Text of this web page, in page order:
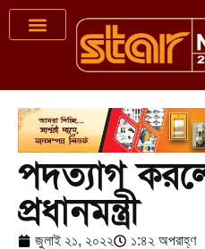
পদত্যাগ
প্রধানমন্ত্রী
জুলাই ২১, ২০২২ ১:৪২ অপরাহ্ণ